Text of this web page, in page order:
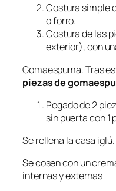
Costura simple
o forro.
Costura de las
exterior), con
Gomaespuma. Tras
piezas de
Pegado de 2
sin puerta con 1
Se rellena la casa iglú.
Se cosen con un
internas y externas